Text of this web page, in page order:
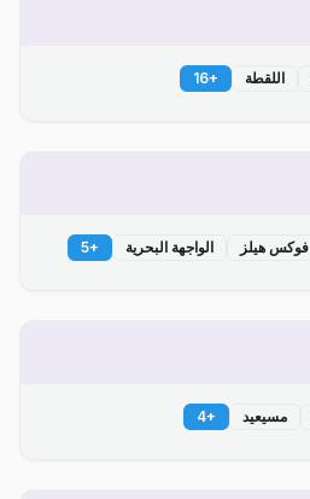
اللقطة +
16
فوكس هيلز الواجهة البحرية +
5
مسيعيد +
4